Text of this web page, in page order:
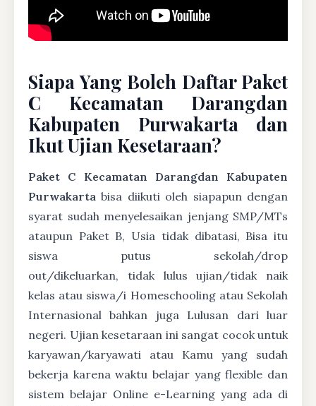
Siapa Yang Boleh Daftar Paket
C Kecamatan Darangdan
Kabupaten Purwakarta dan
Ikut Ujian Kesetaraan?
Paket C Kecamatan Darangdan Kabupaten
Purwakarta bisa diikuti oleh siapapun dengan
syarat sudah menyelesaikan jenjang SMP/MTs
ataupun Paket B, Usia tidak dibatasi, Bisa itu
siswa putus sekolah/drop
out/dikeluarkan, tidak lulus ujian/tidak naik
kelas atau siswa/i Homeschooling atau Sekolah
Internasional bahkan juga Lulusan dari luar
negeri. Ujian kesetaraan ini sangat cocok untuk
karyawan/karyawati atau Kamu yang sudah
bekerja karena waktu belajar yang flexible dan
sistem belajar Online e-Learning yang ada di